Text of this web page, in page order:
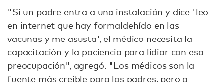
"Si un padre entra a una instalación y dice 'leo
en internet que hay formaldehído en las
vacunas y me asusta', el médico necesita la
capacitación y la paciencia para lidiar con esa
preocupación", agregó. "Los médicos son la
fuente más creíble para los padres, pero a